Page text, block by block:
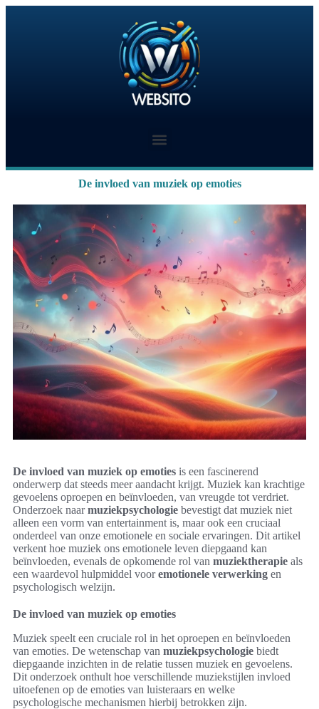
De invloed van muziek op emoties
De invloed van muziek op emoties is een fascinerend
onderwerp dat steeds meer aandacht krijgt. Muziek kan krachtige
gevoelens oproepen en beïnvloeden, van vreugde tot verdriet.
Onderzoek naarmuziekpsychologie bevestigt dat muziek niet
alleen een vorm van entertainment is, maar ook een cruciaal
onderdeel van onze emotionele en sociale ervaringen. Dit artikel
verkent hoe muziek ons emotionele leven diepgaand kan
beïnvloeden, evenals de opkomende rol van muziektherapie als
een waardevol hulpmiddel vooremotionele verwerking en
psychologisch welzijn.
De invloed van muziek op emoties
Muziek speelt een cruciale rol in het oproepen en beïnvloeden
van emoties. De wetenschap van muziekpsychologie biedt
diepgaande inzichten in de relatie tussen muziek en gevoelens.
Dit onderzoek onthult hoe verschillende muziekstijlen invloed
uitoefenen op de emoties van luisteraars en welke
psychologische mechanismen hierbij betrokken zijn.